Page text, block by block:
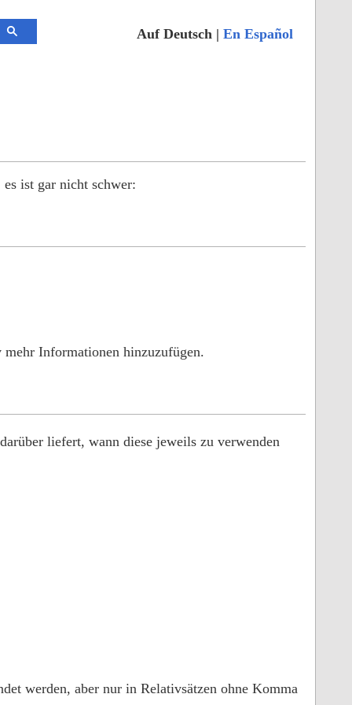
Auf Deutsch | En Español
ist gar nicht schwer:
mehr Informationen hinzuzufügen.
liefert, wann diese jeweils zu verwenden
werden, aber nur in Relativsätzen ohne Komma